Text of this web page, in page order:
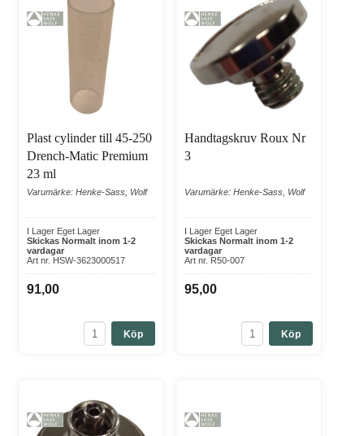
Plast cylinder till 45-250
Drench-Matic Premium
23 ml
Varumärke: Henke-Sass, Wolf
I Lager Eget Lager
Skickas Normalt inom 1-2
vardagar
Art nr. HSW-3623000517
91,00
Köp
Handtagskruv Roux Nr
3
Varumärke: Henke-Sass, Wolf
I Lager Eget Lager
Skickas Normalt inom 1-2
vardagar
Art nr. R50-007
95,00
Köp